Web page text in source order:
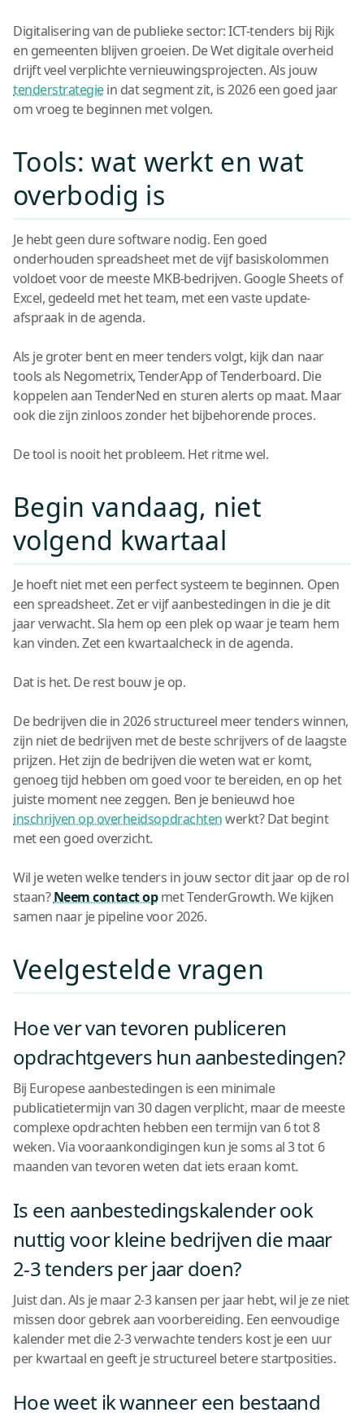
Digitalisering van de publieke sector: ICT-tenders bij Rijk
en gemeenten blijven groeien. De Wet digitale overheid
drijft veel verplichte vernieuwingsprojecten. Als jouw
tenderstrategiein dat segment zit, is 2026 een goed jaar
om vroeg te beginnen met volgen.
Tools: wat werkt en wat
overbodig is
Je hebt geen dure software nodig. Een goed
onderhouden spreadsheet met de vijf basiskolommen
voldoet voor de meeste MKB-bedrijven. Google Sheets of
Excel, gedeeld met het team, met een vaste update-
afspraak in de agenda.
Als je groter bent en meer tenders volgt, kijk dan naar
tools als Negometrix, TenderApp of Tenderboard. Die
koppelen aan TenderNed en sturen alerts op maat. Maar
ook die zijn zinloos zonder het bijbehorende proces.
De tool is nooit het probleem. Het ritme wel.
Begin vandaag, niet
volgend kwartaal
Je hoeft niet met een perfect systeem te beginnen. Open
een spreadsheet. Zet er vijf aanbestedingen in die je dit
jaar verwacht. Sla hem op een plek op waar je team hem
kan vinden. Zet een kwartaalcheck in de agenda.
Dat is het. De rest bouw je op.
De bedrijven die in 2026 structureel meer tenders winnen,
zijn niet de bedrijven met de beste schrijvers of de laagste
prijzen. Het zijn de bedrijven die weten wat er komt,
genoeg tijd hebben om goed voor te bereiden, en op het
juiste moment nee zeggen. Ben je benieuwd hoe
inschrijven op overheidsopdrachtenwerkt? Dat begint
met een goed overzicht.
Wil je weten welke tenders in jouw sector dit jaar op de rol
staan?Neem contact opmet TenderGrowth. We kijken
samen naar je pipeline voor 2026.
Veelgestelde vragen
Hoe ver van tevoren publiceren
opdrachtgevers hun aanbestedingen?
Bij Europese aanbestedingen is een minimale
publicatietermijn van 30 dagen verplicht, maar de meeste
complexe opdrachten hebben een termijn van 6 tot 8
weken. Via vooraankondigingen kun je soms al 3 tot 6
maanden van tevoren weten dat iets eraan komt.
Is een aanbestedingskalender ook
nuttig voor kleine bedrijven die maar
2-3 tenders per jaar doen?
Juist dan. Als je maar 2-3 kansen per jaar hebt, wil je ze niet
missen door gebrek aan voorbereiding. Een eenvoudige
kalender met die 2-3 verwachte tenders kost je een uur
per kwartaal en geeft je structureel betere startposities.
Hoe weet ik wanneer een bestaand